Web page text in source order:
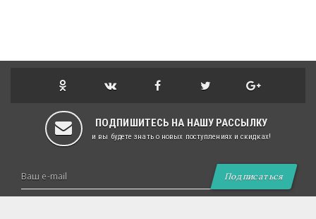
ПОДПИШИТЕСЬ НА НАШУ РАССЫЛКУ
и вы будете знать о новых поступлениях и скидках!
Подписаться